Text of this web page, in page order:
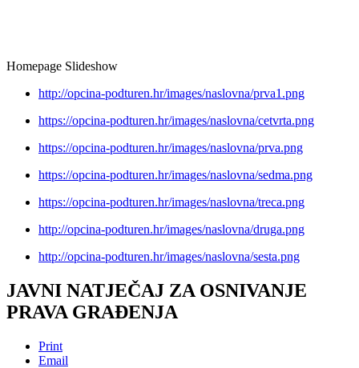
Homepage Slideshow
http://opcina-podturen.hr/images/naslovna/prva1.png
https://opcina-podturen.hr/images/naslovna/cetvrta.png
https://opcina-podturen.hr/images/naslovna/prva.png
https://opcina-podturen.hr/images/naslovna/sedma.png
https://opcina-podturen.hr/images/naslovna/treca.png
http://opcina-podturen.hr/images/naslovna/druga.png
http://opcina-podturen.hr/images/naslovna/sesta.png
JAVNI NATJEČAJ ZA OSNIVANJE
PRAVA GRAĐENJA
Print
Email